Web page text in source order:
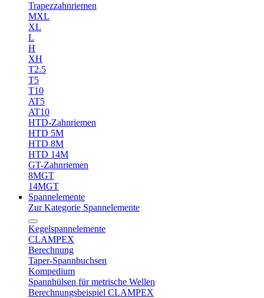
Trapezzahnriemen
MXL
XL
L
H
XH
T2.5
T5
T10
AT5
AT10
HTD-Zahnriemen
HTD 5M
HTD 8M
HTD 14M
GT-Zahnriemen
8MGT
14MGT
Spannelemente
Zur Kategorie Spannelemente
Kegelspannelemente
CLAMPEX
Berechnung
Taper-Spannbuchsen
Kompedium
Spannhülsen für metrische Wellen
Berechnungsbeispiel CLAMPEX